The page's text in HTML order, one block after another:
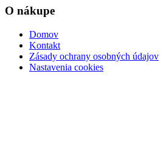
O nákupe
Domov
Kontakt
Zásady ochrany osobných údajov
Nastavenia cookies